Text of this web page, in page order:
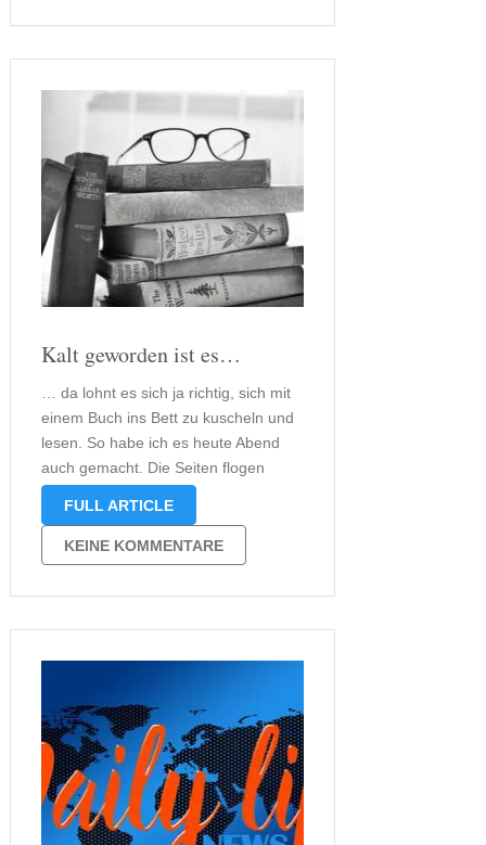
(oder mit …
Kalt geworden ist es…
… da lohnt es sich ja richtig, sich mit
einem Buch ins Bett zu kuscheln und
lesen. So habe ich es heute Abend
auch gemacht. Die Seiten flogen
zwischen meinen Fingern doch sehr
seinem Griff gepackt und ich glaube,
morgen …
FULL ARTICLE
KEINE KOMMENTARE